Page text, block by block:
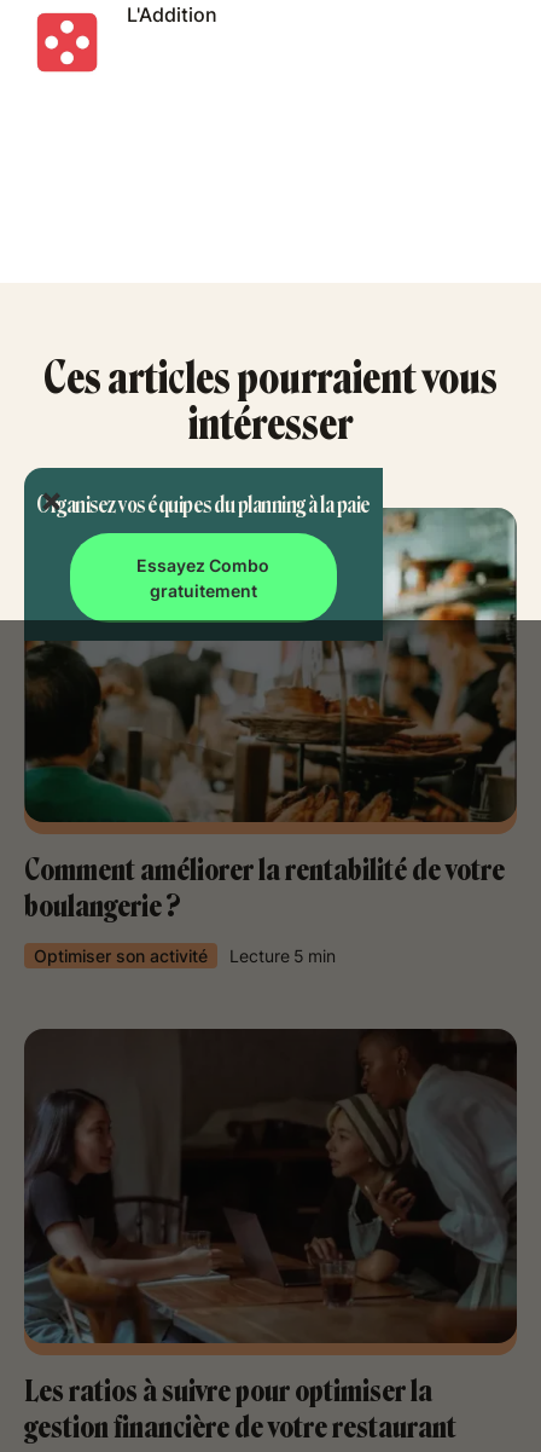
Organisez vos équipes du planning à la paie
Essayez Combo
gratuitement
L'Addition
Ces articles pourraient vous
intéresser
Comment améliorer la rentabilité de votre
boulangerie ?
Optimiser son activité Lecture 5 min
Les ratios à suivre pour optimiser la
gestion financière de votre restaurant